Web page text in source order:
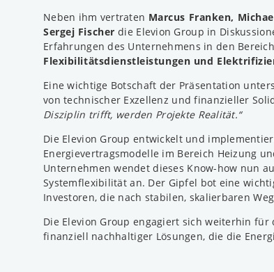
Neben ihm vertraten Marcus Franken,
Sergej Fischer die Elevion Group in
Erfahrungen des Unternehmens in den
Flexibilitätsdienstleistungen und
Eine wichtige Botschaft der Präsentation
von technischer Exzellenz und finanzieller
Disziplin trifft, werden Projekte Realität.“
Die Elevion Group entwickelt und
Energievertragsmodelle im Bereich Heizung
Unternehmen wendet dieses Know-how nun
Systemflexibilität an. Der Gipfel bot eine
Investoren, die nach stabilen, skalierbaren
Die Elevion Group engagiert sich weiterhin
finanziell nachhaltiger Lösungen, die die